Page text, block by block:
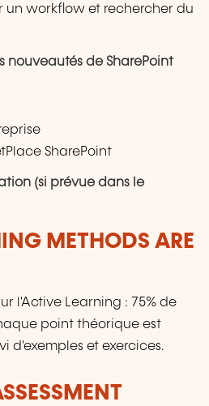
un workflow et rechercher du
nouveautés de SharePoint
SharePoint
(si prévue dans le
METHODS ARE
l'Active Learning : 75% de
point théorique est
d'exemples et exercices.